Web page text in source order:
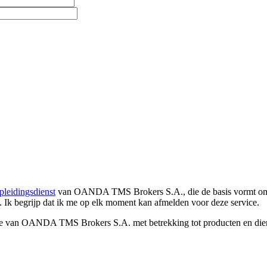
van OANDA TMS Brokers S.A., die de basis vormt
Ik begrijp dat ik me op elk moment kan afmelden voor deze service.
OANDA TMS Brokers S.A. met betrekking tot producten en